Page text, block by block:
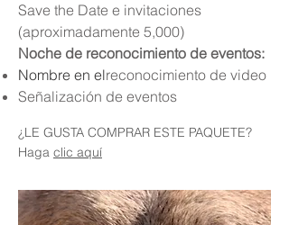
Save the Date e invitaciones
(aproximadamente 5,000)
Noche de reconocimiento de eventos:
Nombre en elreconocimiento de video
Señalización de eventos
¿LE GUSTA COMPRAR ESTE PAQUETE?
Haga clic aquí